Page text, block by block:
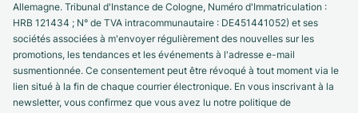
Allemagne. Tribunal d'Instance de Cologne, Numéro d'Immatriculation :
HRB 121434 ; N° de TVA intracommunautaire : DE451441052) et ses
sociétés associées à m'envoyer régulièrement des nouvelles sur les
promotions, les tendances et les événements à l'adresse e-mail
susmentionnée. Ce consentement peut être révoqué à tout moment via le
lien situé à la fin de chaque courrier électronique. En vous inscrivant à la
newsletter, vous confirmez que vous avez lu notre politique de